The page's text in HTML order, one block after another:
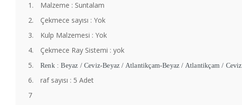
1.
Malzeme : Suntalam
2.
Çekmece sayısı : Yok
3.
Kulp Malzemesi : Yok
4.
Çekmece Ray Sistemi : yok
5.
Renk : Beyaz / Ceviz-Beyaz / Atlantikçam-Beyaz / Atlantikçam / Ceviz
6.
raf sayısı : 5 Adet
7